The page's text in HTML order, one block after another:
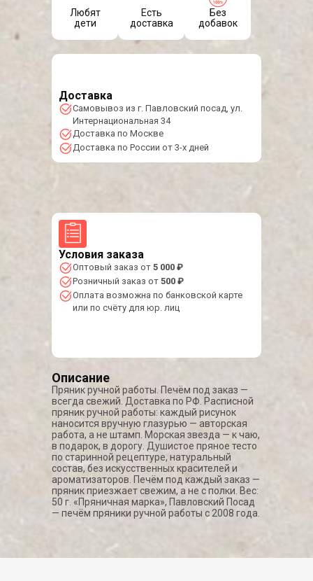
Любят
дети
Есть
доставка
Без
добавок
Описание
Пряник ручной работы. Печём под заказ —
всегда свежий. Доставка по РФ. Расписной
пряник ручной работы: каждый рисунок
наносится вручную глазурью — авторская
работа, а не штамп. Морская звезда — к чаю,
в подарок, в дорогу. Душистое пряное тесто
по старинной рецептуре, натуральный
состав, без искусственных красителей и
ароматизаторов. Печём под каждый заказ —
пряник приезжает свежим, а не с полки. Вес:
50 г. «Пряничная марка», Павловский Посад
— печём пряники ручной работы с 2008 года.
Доставка
Самовывоз из г. Павловский посад, ул.
Интернациональная 34
Доставка по Москве
Доставка по России от 3-х дней
Условия заказа
Оптовый заказ от 5 000 ₽
Розничный заказ от 500 ₽
Оплата возможна по банковской карте
или по счёту для юр. лиц